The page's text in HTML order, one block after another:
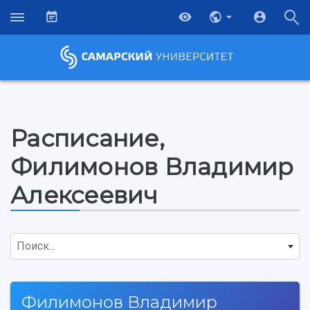
НАЗАД
Об университете
Новости
Образование
Научно-исследовательская деятельность
Расписание,
Филимонов Владимир
Алексеевич
Поиск...
Филимонов Владимир